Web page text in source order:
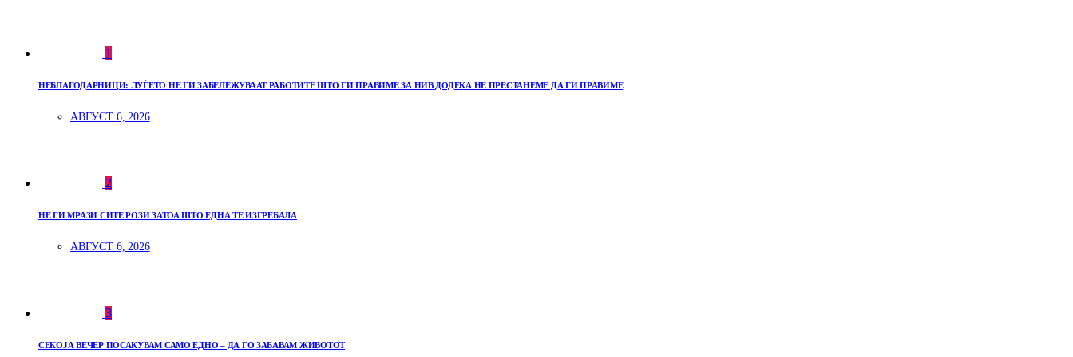
1
НЕБЛАГОДАРНИЦИ: ЛУЃЕТО НЕ ГИ ЗАБЕЛЕЖУВААТ РАБОТИТЕ ШТО ГИ ПРАВИМЕ ЗА НИВ ДОДЕКА НЕ ПРЕСТАНЕМЕ ДА ГИ ПРАВИМЕ
АВГУСТ 6, 2026
2
НЕ ГИ МРАЗИ СИТЕ РОЗИ ЗАТОА ШТО ЕДНА ТЕ ИЗГРЕБАЛА
АВГУСТ 6, 2026
3
СЕКОЈА ВЕЧЕР ПОСАКУВАМ САМО ЕДНО – ДА ГО ЗАБАВАМ ЖИВОТОТ